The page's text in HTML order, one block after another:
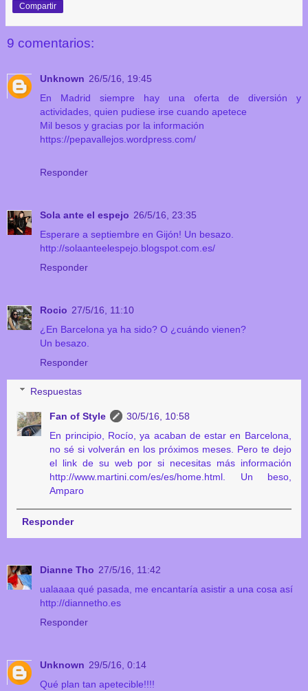
Compartir
9 comentarios:
Unknown 26/5/16, 19:45
En Madrid siempre hay una oferta de diversión y
actividades, quien pudiese irse cuando apetece
Mil besos y gracias por la información
https://pepavallejos.wordpress.com/
Responder
Sola ante el espejo 26/5/16, 23:35
Esperare a septiembre en Gijón! Un besazo.
http://solaanteelespejo.blogspot.com.es/
Responder
Rocio 27/5/16, 11:10
¿En Barcelona ya ha sido? O ¿cuándo vienen?
Un besazo.
Responder
Respuestas
Fan of Style
30/5/16, 10:58
En principio, Rocío, ya acaban de estar en Barcelona,
no sé si volverán en los próximos meses. Pero te dejo
el link de su web por si necesitas más información
http://www.martini.com/es/es/home.html. Un beso,
Amparo
Responder
Dianne Tho 27/5/16, 11:42
ualaaaa qué pasada, me encantaría asistir a una cosa así
http://diannetho.es
Responder
Unknown 29/5/16, 0:14
Qué plan tan apetecible!!!!